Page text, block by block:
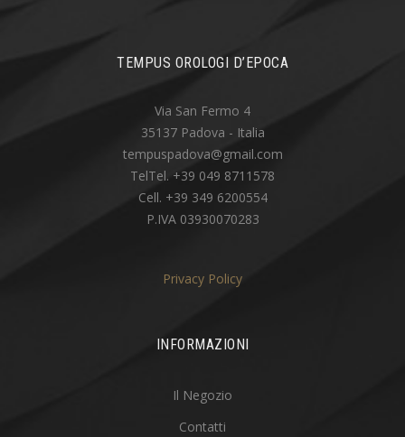
TEMPUS OROLOGI D’EPOCA
Via San Fermo 4
35137 Padova - Italia
tempuspadova@gmail.com
TelTel. +39 049 8711578
Cell. +39 349 6200554
P.IVA 03930070283
Privacy Policy
INFORMAZIONI
Il Negozio
Contatti